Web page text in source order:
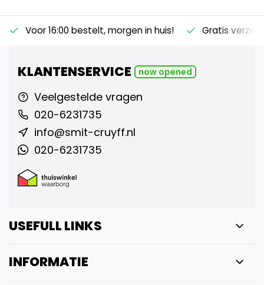
Voor 16:00 bestelt, morgen in huis! Gratis
KLANTENSERVICE now opened
Veelgestelde vragen
020-6231735
info@smit-cruyff.nl
020-6231735
USEFULL LINKS
INFORMATIE